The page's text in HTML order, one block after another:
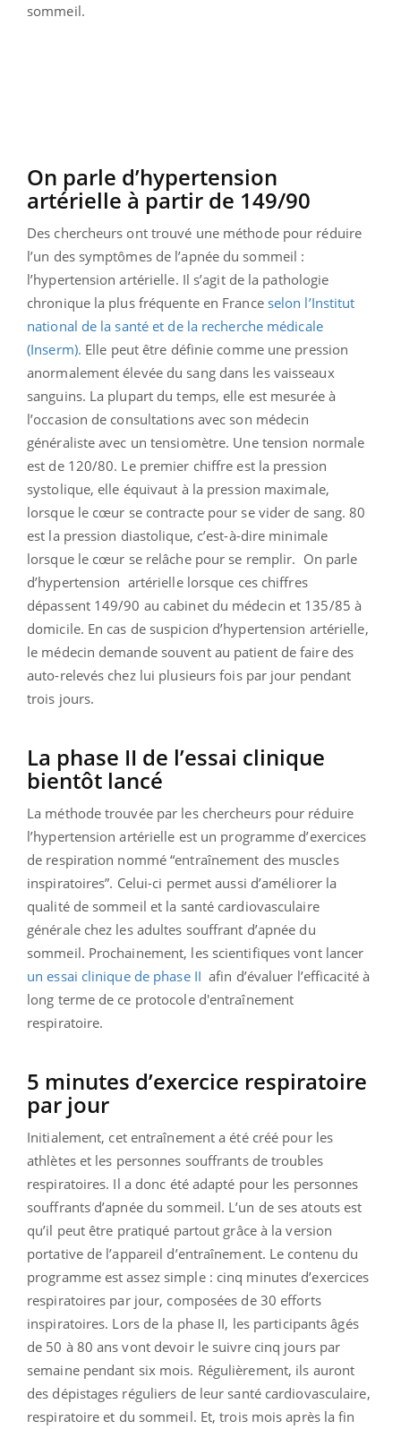
sommeil.
On parle d’hypertension
artérielle à partir de 149/90
Des chercheurs ont trouvé une méthode pour réduire
l’un des symptômes de l’apnée du sommeil :
l’hypertension artérielle. Il s’agit de la pathologie
chronique la plus fréquente en France selon l’Institut
national de la santé et de la recherche médicale
(Inserm). Elle peut être définie comme une pression
anormalement élevée du sang dans les vaisseaux
sanguins. La plupart du temps, elle est mesurée à
l’occasion de consultations avec son médecin
généraliste avec un tensiomètre. Une tension normale
est de 120/80. Le premier chiffre est la pression
systolique, elle équivaut à la pression maximale,
lorsque le cœur se contracte pour se vider de sang. 80
est la pression diastolique, c’est-à-dire minimale
lorsque le cœur se relâche pour se remplir. On parle
d’hypertension artérielle lorsque ces chiffres
dépassent 149/90 au cabinet du médecin et 135/85 à
domicile. En cas de suspicion d’hypertension artérielle,
le médecin demande souvent au patient de faire des
auto-relevés chez lui plusieurs fois par jour pendant
trois jours.
La phase II de l’essai clinique
bientôt lancé
La méthode trouvée par les chercheurs pour réduire
l’hypertension artérielle est un programme d’exercices
de respiration nommé “entraînement des muscles
inspiratoires”. Celui-ci permet aussi d’améliorer la
qualité de sommeil et la santé cardiovasculaire
générale chez les adultes souffrant d’apnée du
sommeil. Prochainement, lesscientifiques vont lancer
un essai clinique de phase II afin d’évaluer l’efficacité à
long terme de ce protocole d'entraînement
respiratoire.
5 minutes d’exercice respiratoire
par jour
Initialement, cet entraînement a été créé pour les
athlètes et les personnes souffrants de troubles
respiratoires. Il a donc été adapté pour les personnes
souffrants d’apnée du sommeil. L’un de ses atouts est
qu’il peut être pratiqué partout grâce à la version
portative de l’appareil d’entraînement. Le contenu du
programme est assez simple : cinq minutes d’exercices
respiratoires par jour, composées de 30 efforts
inspiratoires. Lors de la phase II, les participants âgés
de 50 à 80 ans vont devoir le suivre cinq jours par
semaine pendant six mois. Régulièrement, ils auront
des dépistages réguliers de leur santé cardiovasculaire,
respiratoire et du sommeil. Et, trois mois après la fin